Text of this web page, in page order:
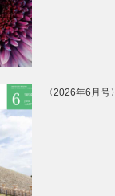
〈2026年6月号〉